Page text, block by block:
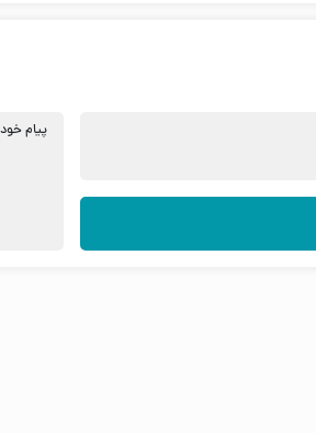
پیام